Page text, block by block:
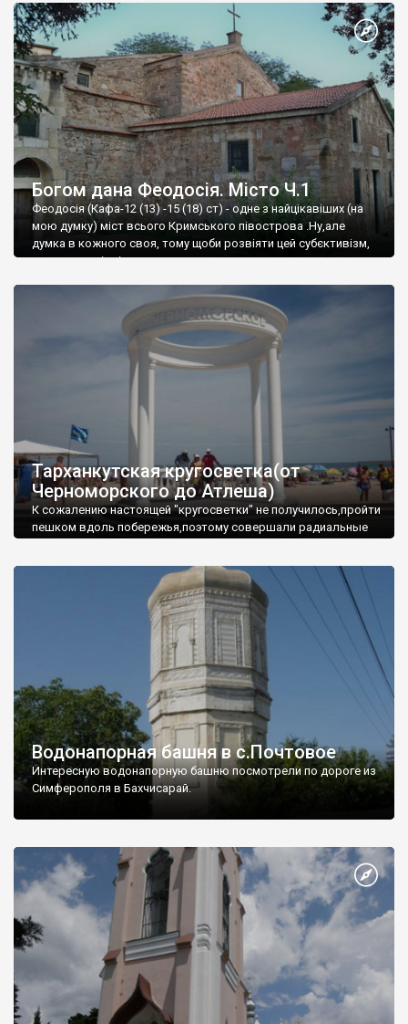
Богом дана Феодосія. Місто Ч.1
Феодосія (Кафа-12 (13) -15 (18) ст) - одне з найцікавіших (на
мою думку) міст всього Кримського півострова .Ну,але
думка в кожного своя, тому щоби розвіяти цей субєктивізм,
запрошую відвідати це
Тарханкутская кругосветка(от
Черноморского до Атлеша)
К сожалению настоящей "кругосветки" не получилось,пройти
пешком вдоль побережья,поэтому совершали радиальные
Водонапорная башня в с.Почтовое
Интересную водонапорную башню посмотрели по дороге из
Симферополя в Бахчисарай.